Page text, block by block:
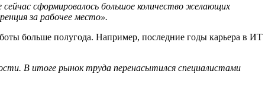
сформировалось большое количество желающих
за рабочее место».
больше полугода. Например, последние годы карьера в ИТ
В итоге рынок труда перенасытился специалистами